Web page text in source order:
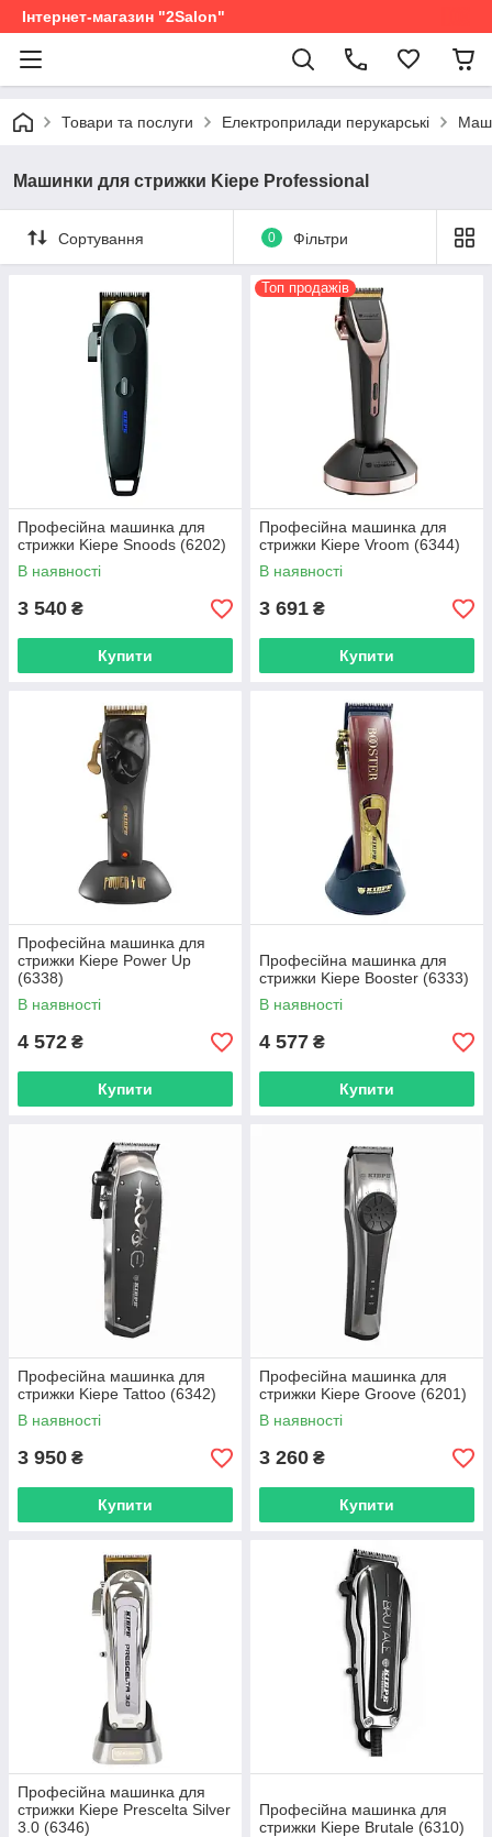
Інтернет-магазин "2Salon"
Товари та послуги Електроприлади перукарські
Машинки для стрижки Kiepe Professional
Сортування 0 Фільтри
Професійна машинка для
стрижки Kiepe Snoods (6202)
В наявності
3 540 ₴
Купити
Топ продажів
Професійна машинка для
стрижки Kiepe Vroom (6344)
В наявності
3 691 ₴
Купити
Професійна машинка для
стрижки Kiepe Power Up
(6338)
В наявності
4 572 ₴
Купити
Професійна машинка для
стрижки Kiepe Booster (6333)
В наявності
4 577 ₴
Купити
Професійна машинка для
стрижки Kiepe Tattoo (6342)
В наявності
3 950 ₴
Купити
Професійна машинка для
стрижки Kiepe Groove (6201)
В наявності
3 260 ₴
Купити
Професійна машинка для
стрижки Kiepe Prescelta Silver
3.0 (6346)
Професійна машинка для
стрижки Kiepe Brutale (6310)